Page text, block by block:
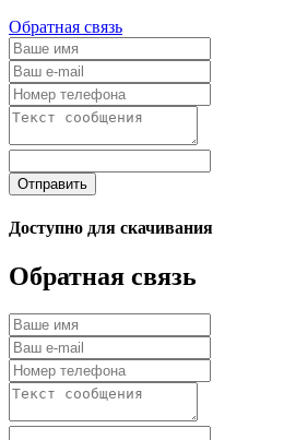
Обратная связь
Отправить
Доступно для скачивания
Обратная связь